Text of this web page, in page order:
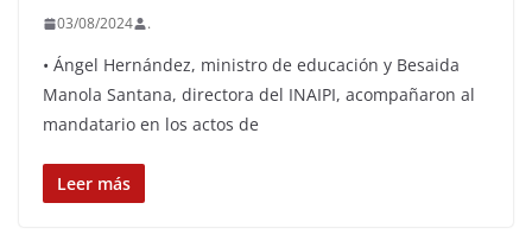
03/08/2024 .
• Ángel Hernández, ministro de educación y Besaida
Manola Santana, directora del INAIPI, acompañaron al
mandatario en los actos de
Leer más